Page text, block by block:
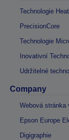
Technologie
PrecisionCore
Technologie
Inovativní
Udržitelné
Company
Webová stránka
Epson Europe
Digigraphie